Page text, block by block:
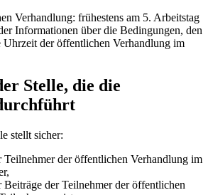
Verhandlung: frühestens am 5. Arbeitstag
Informationen über die Bedingungen, den
Uhrzeit der öffentlichen Verhandlung im
Stelle, die die
stellt sicher:
Teilnehmer der öffentlichen Verhandlung im
Beiträge der Teilnehmer der öffentlichen